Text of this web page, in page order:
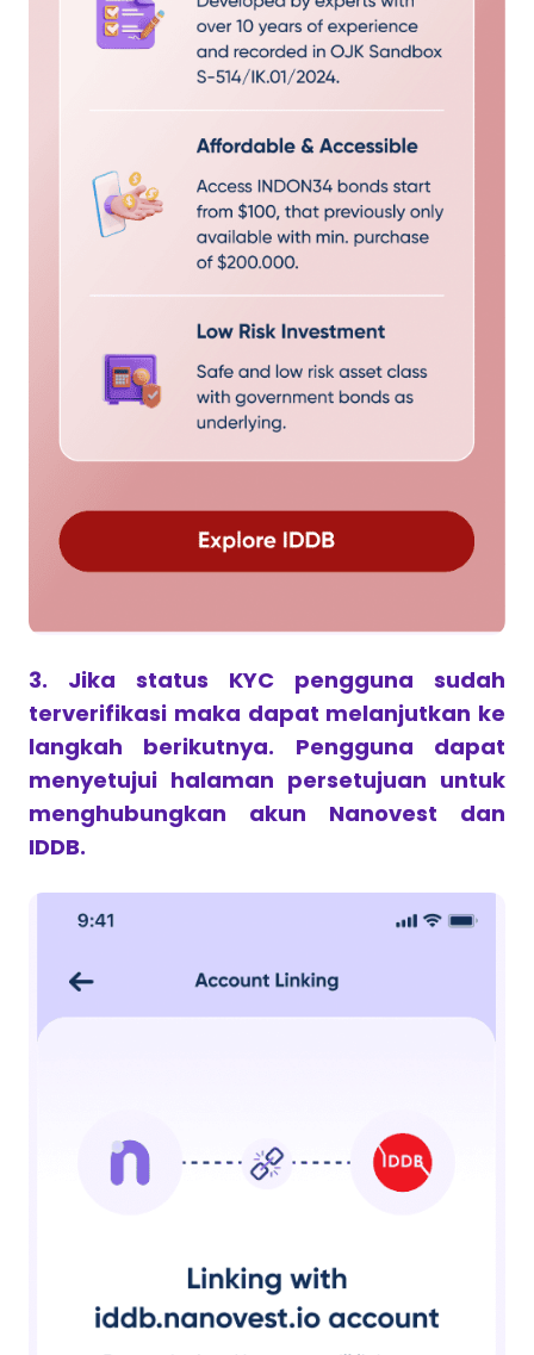
3. Jika status KYC pengguna sudah
terverifikasi maka dapat melanjutkan ke
langkah berikutnya. Pengguna dapat
menyetujui halaman persetujuan untuk
menghubungkan akun Nanovest dan
IDDB.